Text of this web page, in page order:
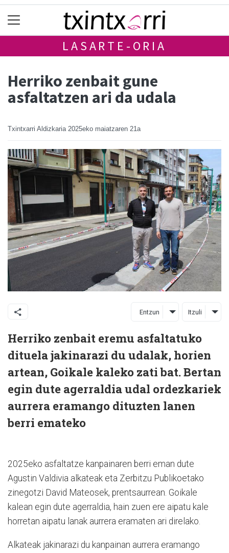
LASARTE-ORIA
Herriko zenbait gune
asfaltatzen ari da udala
Txintxarri Aldizkaria 2025eko maiatzaren 21a
Entzun Itzuli
Herriko zenbait eremu asfaltatuko
dituela jakinarazi du udalak, horien
artean, Goikale kaleko zati bat. Bertan
egin dute agerraldia udal ordezkariek
aurrera eramango dituzten lanen
berri emateko
2025eko asfaltatze kanpainaren berri eman dute
Agustin Valdivia alkateak eta Zerbitzu Publikoetako
zinegotzi David Mateosek, prentsaurrean. Goikale
kalean egin dute agerraldia, hain zuen ere aipatu kale
horretan aipatu lanak aurrera eramaten ari direlako.
Alkateak jakinarazi du kanpainan aurrera eramango